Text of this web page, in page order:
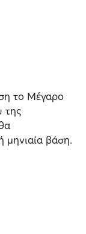
το Μέγαρο
της
μηνιαία βάση.